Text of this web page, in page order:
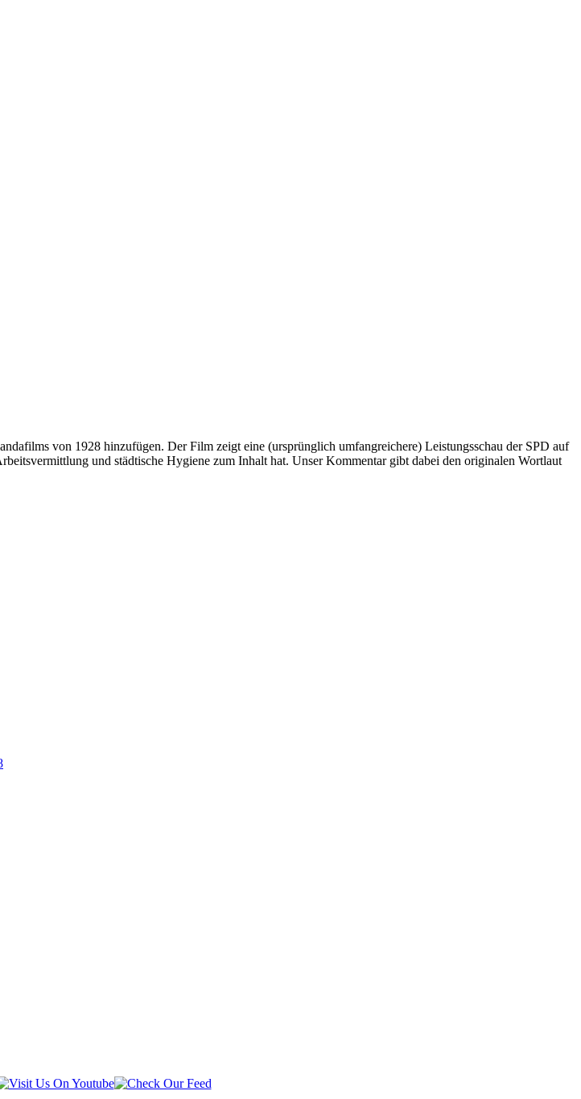
von 1928 hinzufügen. Der Film zeigt eine (ursprünglich umfangreichere) Leistungsschau der SPD auf
und städtische Hygiene zum Inhalt hat. Unser Kommentar gibt dabei den originalen Wortlaut